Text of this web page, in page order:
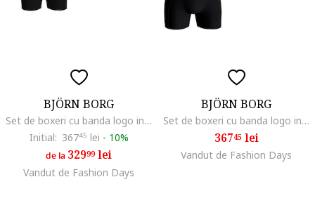
BJÖRN BORG
Set de boxeri cu banda logo in talie - 5 perechi, Rosu/Verde/Negru
Initial: 36745 lei - 10%
de la 32999lei
Vandut de Fashion Days
BJÖRN BORG
Set de boxeri cu banda logo in talie - 5 perechi, Alb/Rosu vermillion/Albastru
36745lei
Vandut de Fashion Days